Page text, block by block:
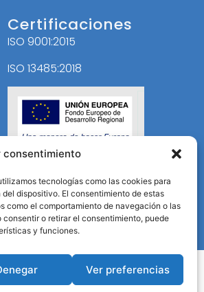
consentimiento
tecnologías como las cookies para
dispositivo. El consentimiento de estas
como el comportamiento de navegación o las
o retirar el consentimiento, puede
y funciones.
Ver preferencias
Certificaciones
ISO 9001:2015
ISO 13485:2018